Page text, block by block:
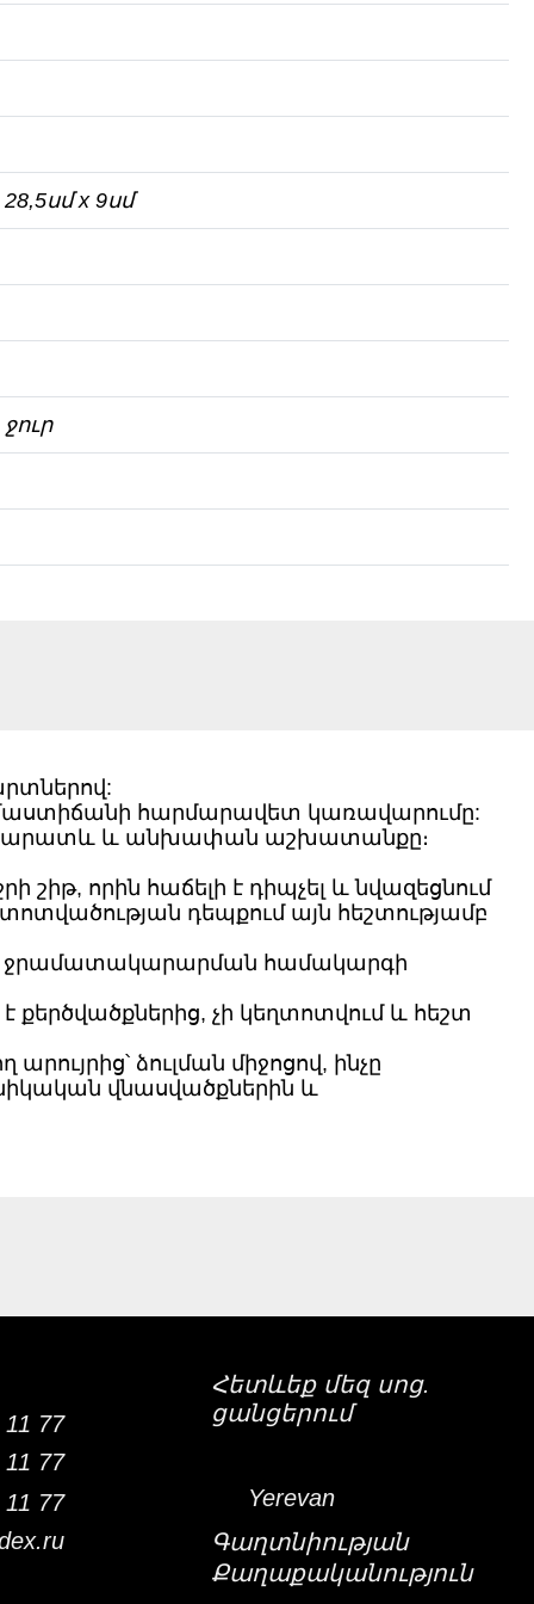
х 9սմ
հարմարավետ կառավարումը:
և անխափան աշխատանքը։
որին հաճելի է դիպչել և նվազեցնում
դեպքում այն ​​հեշտությամբ
ջրամատակարարման համակարգի
չի կեղտոտվում և հեշտ
ձուլման միջոցով, ինչը
վնասվածքներին և
77
77
77
Հետևեք մեզ սոց.
ցանցերում
Yerevan
Գաղտնիության
Քաղաքականություն